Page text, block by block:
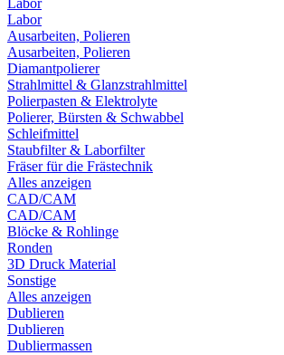
Labor
Labor
Ausarbeiten, Polieren
Ausarbeiten, Polieren
Diamantpolierer
Strahlmittel & Glanzstrahlmittel
Polierpasten & Elektrolyte
Polierer, Bürsten & Schwabbel
Schleifmittel
Staubfilter & Laborfilter
Fräser für die Frästechnik
Alles anzeigen
CAD/CAM
CAD/CAM
Blöcke & Rohlinge
Ronden
3D Druck Material
Sonstige
Alles anzeigen
Dublieren
Dublieren
Dubliermassen